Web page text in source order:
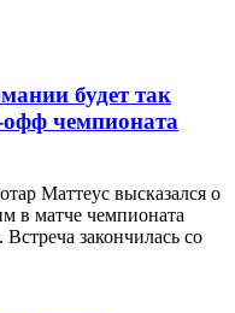
будет так
офф чемпионата
Маттеус высказался о
в матче чемпионата
закончилась со